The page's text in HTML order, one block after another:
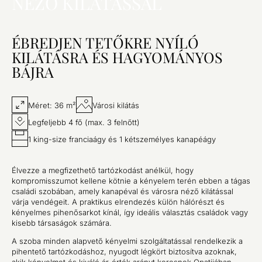
ÉBREDJEN TETŐKRE NYÍLÓ
KILÁTÁSRA ÉS HAGYOMÁNYOS
BÁJRA
Méret: 36 m²
Városi kilátás
Legfeljebb 4 fő (max. 3 felnőtt)
1 king-size franciaágy és 1 kétszemélyes kanapéágy
Élvezze a megfizethető tartózkodást anélkül, hogy
kompromisszumot kellene kötnie a kényelem terén ebben a tágas
családi szobában, amely kanapéval és városra néző kilátással
várja vendégeit. A praktikus elrendezés külön hálórészt és
kényelmes pihenősarkot kínál, így ideális választás családok vagy
kisebb társaságok számára.
A szoba minden alapvető kényelmi szolgáltatással rendelkezik a
pihentető tartózkodáshoz, nyugodt légkört biztosítva azoknak,